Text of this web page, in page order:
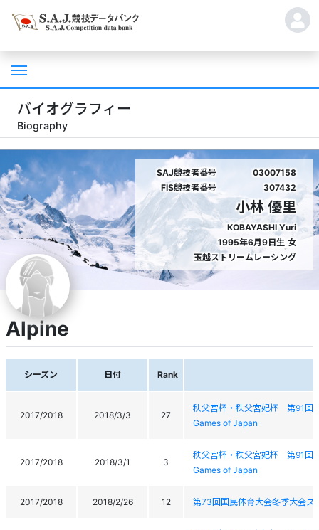
バイオグラフィー
Biography
SAJ競技者番号
03007158
FIS競技者番号
307432
小林 優里
KOBAYASHI Yuri
1995年6月9日生 女
玉越ストリームレーシング
Alpine
シーズン 日付 Rank
2017/2018 2018/3/3 27
秩父宮杯・秩父宮妃杯 第91回
Games of Japan
2017/2018 2018/3/1 3
秩父宮杯・秩父宮妃杯 第91回
Games of Japan
2017/2018 2018/2/26 12 第73回国民体育大会冬季大会ス